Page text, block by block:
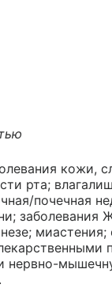
кожи,
рта;
почечная
заболевания
нервно-